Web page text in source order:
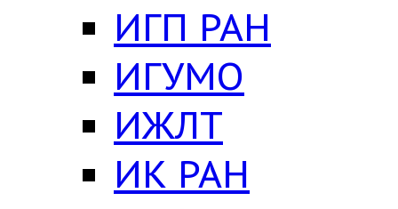
ИГП РАН
ИГУМО
ИЖЛТ
ИК РАН